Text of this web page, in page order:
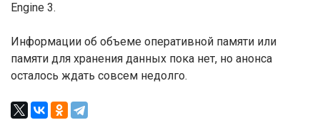
Engine 3.
Информации об объеме оперативной памяти или
памяти для хранения данных пока нет, но анонса
осталось ждать совсем недолго.